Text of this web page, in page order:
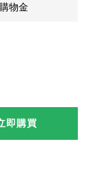
物金
即購買